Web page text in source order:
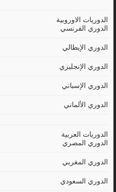
الدوريات الاوروبية
الدوري الفرنسي
الدوري الإيطالي
الدوري الإنجليزي
الدوري الإسباني
الدوري الألماني
الدوريات العربية
الدوري المصري
الدوري المغربي
الدوري السعودي